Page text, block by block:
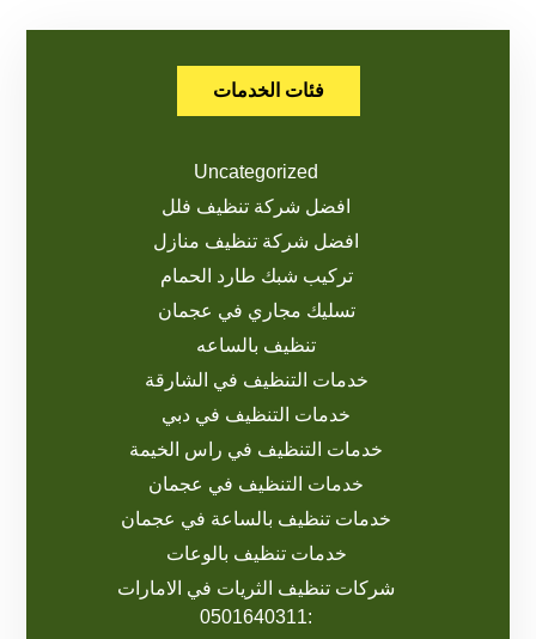
فئات الخدمات
Uncategorized
افضل شركة تنظيف فلل
افضل شركة تنظيف منازل
تركيب شبك طارد الحمام
تسليك مجاري في عجمان
تنظيف بالساعه
خدمات التنظيف في الشارقة
خدمات التنظيف في دبي
خدمات التنظيف في راس الخيمة
خدمات التنظيف في عجمان
خدمات تنظيف بالساعة في عجمان
خدمات تنظيف بالوعات
شركات تنظيف الثريات في الامارات
:0501640311